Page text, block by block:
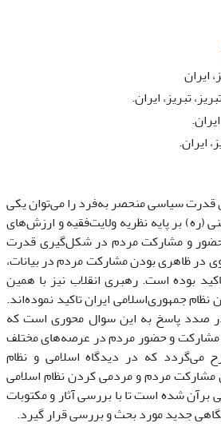
ایران
تبریز، ایران.
ایران.
قدرت سیاسی منحصر‌ به‌فرد را می‌توان یکی
(ره) بر پایه نظریه ولایت‌فقیه و ارزش‌های
حضور و مشارکت مردم در شکل‌گیری قدرت
در ظاهری بودن مشارکت مردم در بیانات،
بوده است. رهبری انقلاب نیز با همین
جمهوری‌اسلامی ایران تاکید نموده‌اند.
صدد پاسخ به این سوال محوری است که
مشارکت و حضور مردم در عرصه‌های مختلف
می‌گردد که در دیدگاه اسلامی و نظام
مشارکت مردم و مردمی کردن نظام ‌اسلامی
شده است تا با بررسی آثار و مکتوبات
جدید مورد بحث و بررسی قرار گیرد.